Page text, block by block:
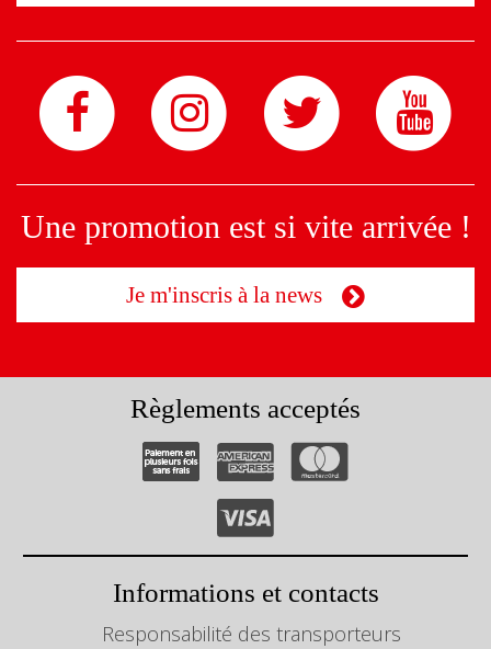
Une promotion est si vite arrivée !
Je m'inscris à la news
Règlements acceptés
Informations et contacts
Responsabilité des transporteurs